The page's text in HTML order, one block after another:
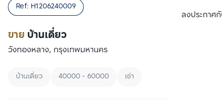
ลงประกาศกั
ขาย บ้านเดี่ยว
Ref: H1206240009
วังทองหลาง, กรุงเทพมหานคร
บ้านเดี่ยว 40000 - 60000 เช่า
เปรียบเทียบ